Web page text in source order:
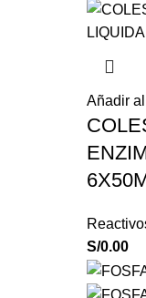
Añadir
S/0.00